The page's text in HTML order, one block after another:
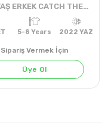
5-8 YAŞ ERKEK CATCH THE WIVES KÖPEK BALIKLI TİŞÖRT
Sipariş Vermek İçin
Üye Ol